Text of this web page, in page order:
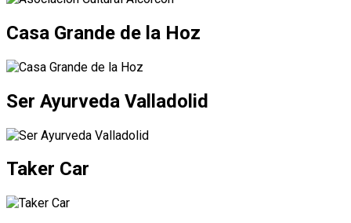
Casa Grande de la Hoz
Ser Ayurveda Valladolid
Taker Car